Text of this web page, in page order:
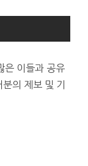
은 이들과 공유
의 제보 및 기